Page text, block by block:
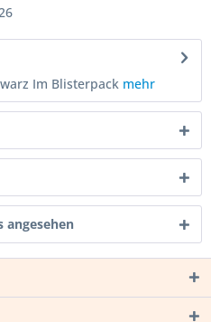
Im Blisterpack mehr
angesehen